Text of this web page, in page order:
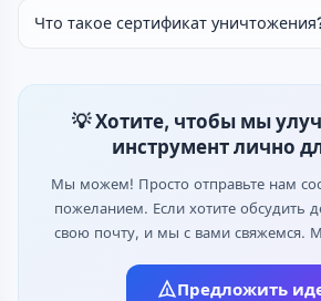
Что такое сертификат
💡 Хотите, чтобы мы
инструмент лично
Мы можем! Просто отправьте нам
пожеланием. Если хотите обсудить
свою почту, и мы с вами свяжемся.
Предложить